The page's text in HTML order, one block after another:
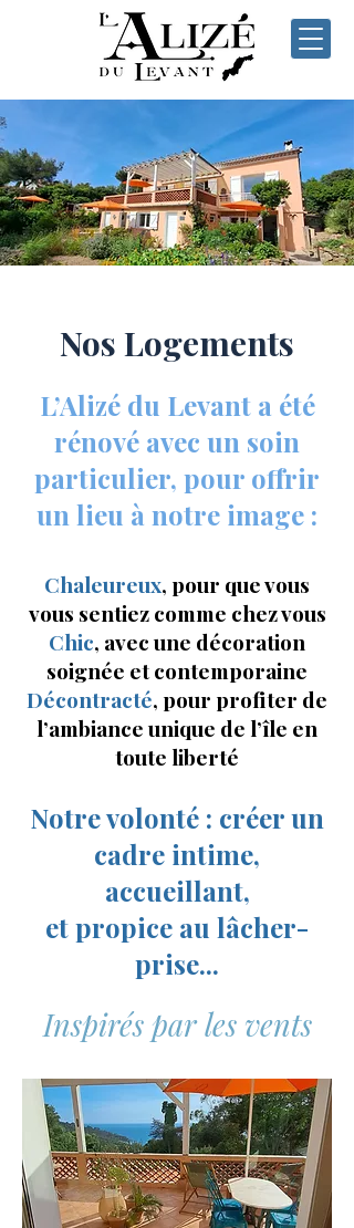
Nos Logements
L’Alizé du Levant a été
rénové avec un soin
particulier, pour offrir
un lieu à notre image :
Chaleureux, pour que vous
vous sentiez comme chez vous
Chic, avec une décoration
soignée et contemporaine
Décontracté, pour profiter de
l’ambiance unique de l’île en
toute liberté
Notre volonté : créer un
cadre intime,
accueillant,
et propice au lâcher-
prise...
Inspirés par les vents